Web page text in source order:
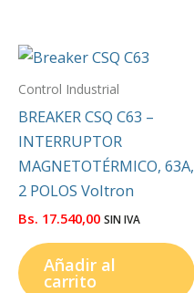
Control Industrial
BREAKER CSQ C63 –
INTERRUPTOR
MAGNETOTÉRMICO, 63A,
2 POLOS Voltron
Bs. 17.540,00 SIN IVA
Añadir al
carrito